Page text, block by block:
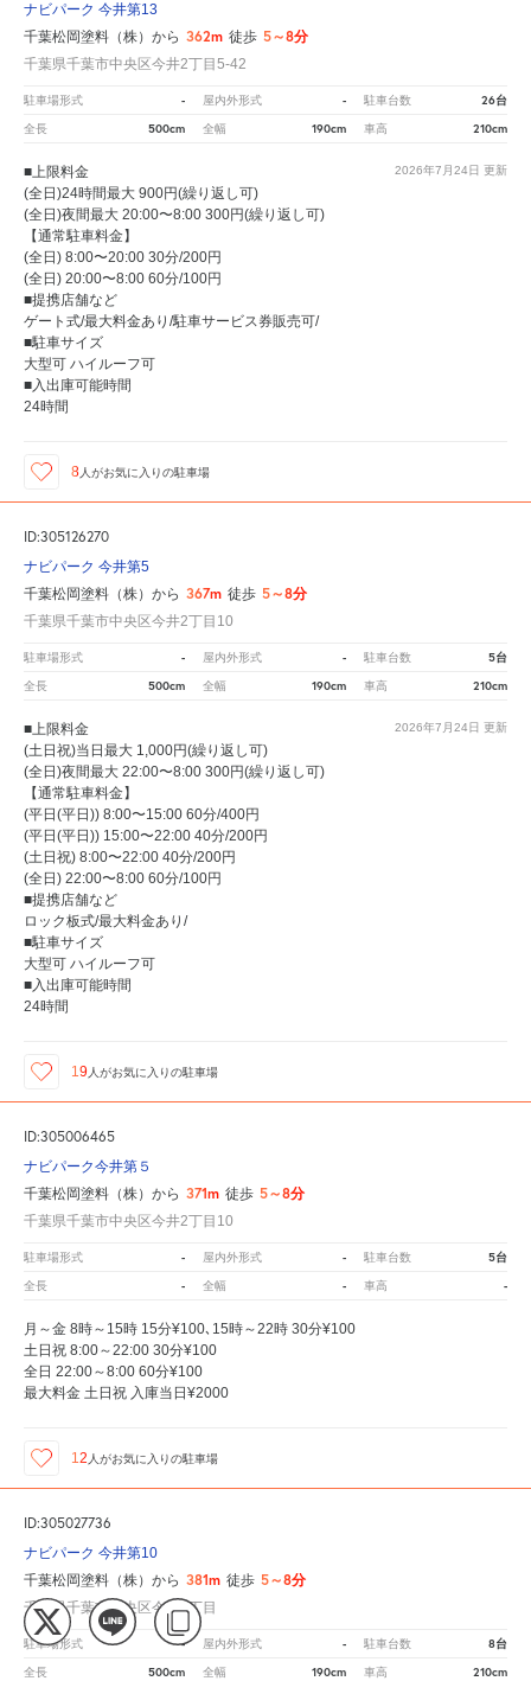
ナビパーク 今井第13
千葉松岡塗料（株）から 362m 徒歩 5～8分
千葉県千葉市中央区今井2丁目5-42
駐車場形式 - 屋内外形式 - 駐車台数 26台
全長 500cm 全幅 190cm 車高 210cm
2026年7月24日 更新
■上限料金
(全日)24時間最大 900円(繰り返し可)
(全日)夜間最大 20:00〜8:00 300円(繰り返し可)
【通常駐車料金】
(全日) 8:00〜20:00 30分/200円
(全日) 20:00〜8:00 60分/100円
■提携店舗など
ゲート式/最大料金あり/駐車サービス券販売可/
■駐車サイズ
大型可 ハイルーフ可
■入出庫可能時間
24時間
8 人がお気に入りの駐車場
ID:305126270
ナビパーク 今井第5
千葉松岡塗料（株）から 367m 徒歩 5～8分
千葉県千葉市中央区今井2丁目10
駐車場形式 - 屋内外形式 - 駐車台数 5台
全長 500cm 全幅 190cm 車高 210cm
2026年7月24日 更新
■上限料金
(土日祝)当日最大 1,000円(繰り返し可)
(全日)夜間最大 22:00〜8:00 300円(繰り返し可)
【通常駐車料金】
(平日(平日)) 8:00〜15:00 60分/400円
(平日(平日)) 15:00〜22:00 40分/200円
(土日祝) 8:00〜22:00 40分/200円
(全日) 22:00〜8:00 60分/100円
■提携店舗など
ロック板式/最大料金あり/
■駐車サイズ
大型可 ハイルーフ可
■入出庫可能時間
24時間
19 人がお気に入りの駐車場
ID:305006465
ナビパーク今井第５
千葉松岡塗料（株）から 371m 徒歩 5～8分
千葉県千葉市中央区今井2丁目10
駐車場形式 - 屋内外形式 - 駐車台数 5台
全長 - 全幅 - 車高 -
月～金 8時～15時 15分¥100､15時～22時 30分¥100
土日祝 8:00～22:00 30分¥100
全日 22:00～8:00 60分¥100
最大料金 土日祝 入庫当日¥2000
12 人がお気に入りの駐車場
ID:305027736
ナビパーク 今井第10
千葉松岡塗料（株）から 381m 徒歩 5～8分
千葉県千葉市中央区今井2丁目
駐車場形式 - 屋内外形式 - 駐車台数 8台
全長 500cm 全幅 190cm 車高 210cm